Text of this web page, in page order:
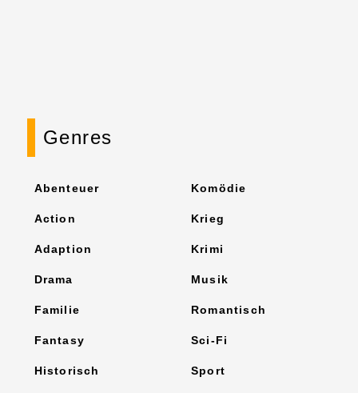
Genres
Abenteuer
Action
Adaption
Drama
Familie
Fantasy
Historisch
Komödie
Krieg
Krimi
Musik
Romantisch
Sci-Fi
Sport